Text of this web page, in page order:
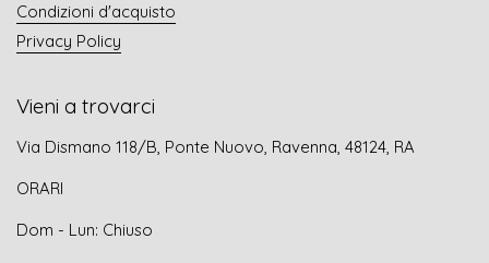
Condizioni d'acquisto
Privacy Policy
Vieni a trovarci
Via Dismano 118/B, Ponte Nuovo, Ravenna, 48124, RA
ORARI
Dom - Lun: Chiuso